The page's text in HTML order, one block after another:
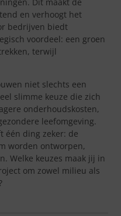
en verhoogt het
bedrijven biedt
voordeel: een groen
terwijl
niet slechts een
slimme keuze die zich
onderhoudskosten,
leefomgeving.
één ding zeker: de
worden ontworpen,
Welke keuzes maak jij in
om zowel milieu als